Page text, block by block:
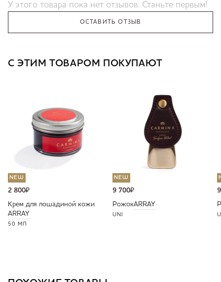
У этого товара пока нет отзывов. Станьте первым!
ОСТАВИТЬ ОТЗЫВ
С ЭТИМ ТОВАРОМ ПОКУПАЮТ
NEW
2 800₽
Крем для лошадиной кожи
ARRAY
50 МЛ
NEW
9 700₽
РожокARRAY
UNI